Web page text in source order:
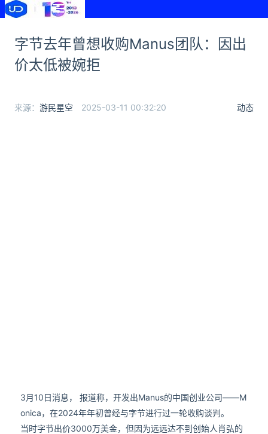
字节去年曾想收购Manus团队：因出
价太低被婉拒
动态
来源： 游民星空 2025-03-11 00:32:20
3月10日消息， 报道称，开发出Manus的中国创业公司——M
onica，在2024年年初曾经与字节进行过一轮收购谈判。
当时字节出价3000万美金，但因为远远达不到创始人肖弘的